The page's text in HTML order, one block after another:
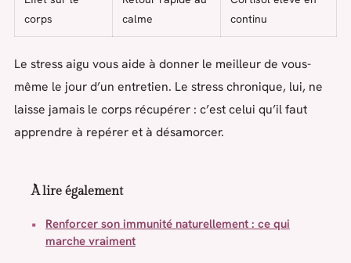
corps
calme
continu
Le stress aigu vous aide à donner le meilleur de vous-
même le jour d’un entretien. Le stress chronique, lui, ne
laisse jamais le corps récupérer : c’est celui qu’il faut
apprendre à repérer et à désamorcer.
À lire également
Renforcer son immunité naturellement : ce qui
marche vraiment